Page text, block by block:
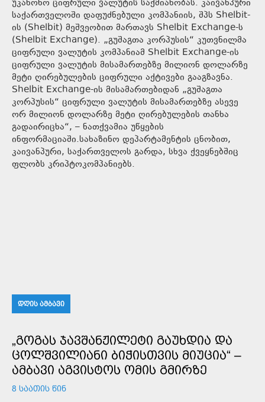
უკანონო ციფრული ვალუტის საქმიანობას. კაივანპური
საქართველოში დაფუძნებული კომპანიის, შპს Shelbit-
ის (Shelbit) მეშვეობით მართავს Shelbit Exchange-ს
(Shelbit Exchange). „გუშაგთა კორპუსის“ კუთვნილმა
ციფრული ვალუტის კომპანიამ Shelbit Exchange-ის
ციფრული ვალუტის მისამართებზე მილიონ დოლარზე
მეტი ღირებულების ციფრული აქტივები გააგზავნა.
Shelbit Exchange-ის მისამართებიდან „გუშაგთა
კორპუსის“ ციფრული ვალუტის მისამართებზე ასევე
ორ მილიონ დოლარზე მეტი ღირებულების თანხა
გადაირიცხა“, – ნათქვამია უწყების
ინფორმაციაში.სახაზინო დეპარტამენტის ცნობით,
კაივანპური, საქართველოს გარდა, სხვა ქვეყნებშიც
ფლობს კრიპტოკომპანიებს.
ᲓᲦᲘᲡ ᲐᲛᲑᲐᲕᲘ
„ᲒᲝᲒᲐᲡ ᲯᲐᲕᲨᲐᲜᲟᲘᲚᲔᲢᲘ ᲒᲐᲣᲮᲓᲘᲐ ᲓᲐ
ᲪᲝᲚᲨᲕᲘᲚᲘᲐᲜᲘ ᲑᲘᲭᲘᲡᲗᲕᲘᲡ ᲛᲘᲣᲪᲘᲐ“ –
ᲐᲛᲑᲐᲕᲘ ᲐᲒᲕᲘᲡᲢᲝᲡ ᲝᲛᲘᲡ ᲒᲛᲘᲠᲖᲔ
8 ᲡᲐᲐᲗᲘᲡ ᲬᲘᲜ